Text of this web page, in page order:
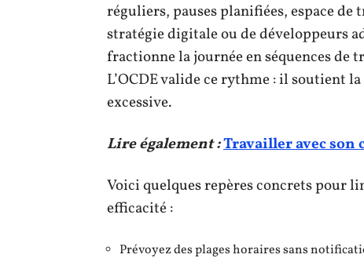
réguliers, pauses planifiées, espace
stratégie digitale ou de développeurs
fractionne la journée en séquences de
L’OCDE valide ce rythme : il soutient
excessive.
Lire également :Travailler avec son
Voici quelques repères concrets pour
efficacité :
Prévoyez des plages horaires sans